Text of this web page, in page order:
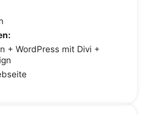
+ WordPress mit Divi +